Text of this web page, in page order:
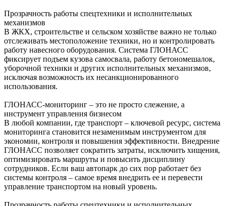
Прозрачность работы спецтехники и исполнительных
механизмов
В ЖКХ, строительстве и сельском хозяйстве важно не только
отслеживать местоположение техники, но и контролировать
работу навесного оборудования. Система ГЛОНАСС
фиксирует подъем кузова самосвала, работу бетономешалок,
уборочной техники и других исполнительных механизмов,
исключая возможность их несанкционированного
использования.
ГЛОНАСС-мониторинг – это не просто слежение, а
инструмент управления бизнесом
В любой компании, где транспорт – ключевой ресурс, система
мониторинга становится незаменимым инструментом для
экономии, контроля и повышения эффективности. Внедрение
ГЛОНАСС позволяет сократить затраты, исключить хищения,
оптимизировать маршруты и повысить дисциплину
сотрудников. Если ваш автопарк до сих пор работает без
системы контроля – самое время внедрить ее и перевести
управление транспортом на новый уровень.